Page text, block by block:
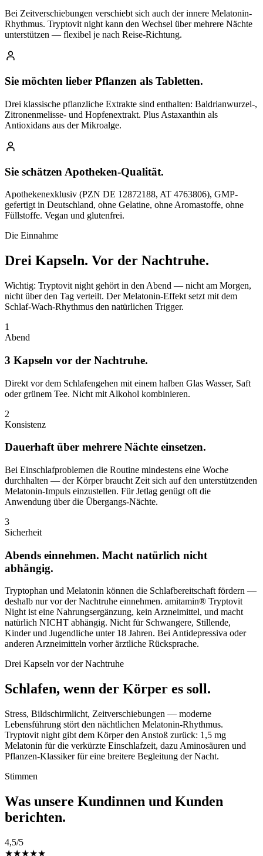
Bei Zeitverschiebungen verschiebt sich auch der innere Melatonin-
Rhythmus. Tryptovit night kann den Wechsel über mehrere Nächte
unterstützen — flexibel je nach Reise-Richtung.
Sie möchten lieber Pflanzen als Tabletten.
Drei klassische pflanzliche Extrakte sind enthalten: Baldrianwurzel-,
Zitronenmelisse- und Hopfenextrakt. Plus Astaxanthin als
Antioxidans aus der Mikroalge.
Sie schätzen Apotheken-Qualität.
Apothekenexklusiv (PZN DE 12872188, AT 4763806), GMP-
gefertigt in Deutschland, ohne Gelatine, ohne Aromastoffe, ohne
Füllstoffe. Vegan und glutenfrei.
Die Einnahme
Drei Kapseln. Vor der Nachtruhe.
Wichtig: Tryptovit night gehört in den Abend — nicht am Morgen,
nicht über den Tag verteilt. Der Melatonin-Effekt setzt mit dem
Schlaf-Wach-Rhythmus den natürlichen Trigger.
1
Abend
3 Kapseln vor der Nachtruhe.
Direkt vor dem Schlafengehen mit einem halben Glas Wasser, Saft
oder grünem Tee. Nicht mit Alkohol kombinieren.
2
Konsistenz
Dauerhaft über mehrere Nächte einsetzen.
Bei Einschlafproblemen die Routine mindestens eine Woche
durchhalten — der Körper braucht Zeit sich auf den unterstützenden
Melatonin-Impuls einzustellen. Für Jetlag genügt oft die
Anwendung über die Übergangs-Nächte.
3
Sicherheit
Abends einnehmen. Macht natürlich nicht
abhängig.
Tryptophan und Melatonin können die Schlafbereitschaft fördern —
deshalb nur vor der Nachtruhe einnehmen. amitamin® Tryptovit
Night ist eine Nahrungsergänzung, kein Arzneimittel, und macht
natürlich NICHT abhängig. Nicht für Schwangere, Stillende,
Kinder und Jugendliche unter 18 Jahren. Bei Antidepressiva oder
anderen Arzneimitteln vorher ärztliche Rücksprache.
Drei Kapseln vor der Nachtruhe
Schlafen, wenn der Körper es soll.
Stress, Bildschirmlicht, Zeitverschiebungen — moderne
Lebensführung stört den nächtlichen Melatonin-Rhythmus.
Tryptovit night gibt dem Körper den Anstoß zurück: 1,5 mg
Melatonin für die verkürzte Einschlafzeit, dazu Aminosäuren und
Pflanzen-Klassiker für eine breitere Begleitung der Nacht.
Stimmen
Was unsere Kundinnen und Kunden
berichten.
4,5/5
★★★★★